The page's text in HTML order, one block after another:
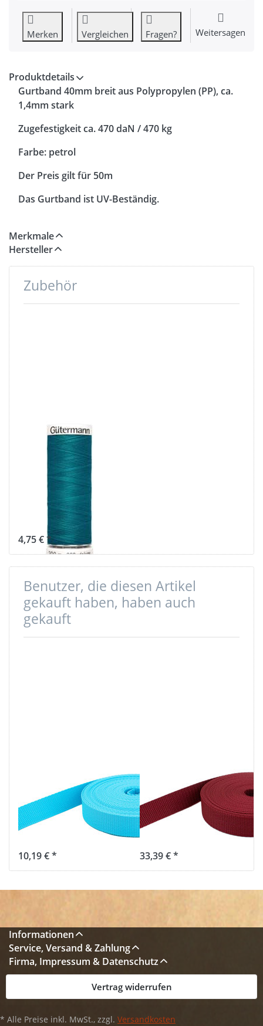
Merken Vergleichen Fragen? Weitersagen
Produktdetails
Gurtband 40mm breit aus Polypropylen (PP), ca.
1,4mm stark
Zugefestigkeit ca. 470 daN / 470 kg
Farbe: petrol
Der Preis gilt für 50m
Das Gurtband ist UV-Beständig.
Merkmale
Hersteller
Zubehör
Gütermann
Garne -
Allesnäher
200m Spule -
Farbe: petrol
4,75 € *
Benutzer, die diesen Artikel
gekauft haben, haben auch
gekauft
Gurtband -
50mm breit -
1,4mm stark -
türkis (UV)
10,19 € *
Gurtband -
40mm breit -
1,4mm stark -
bordeaux (UV)
33,39 € *
Informationen
Service, Versand & Zahlung
Firma, Impressum & Datenschutz
Vertrag widerrufen
* Alle Preise inkl. MwSt., zzgl. Versandkosten